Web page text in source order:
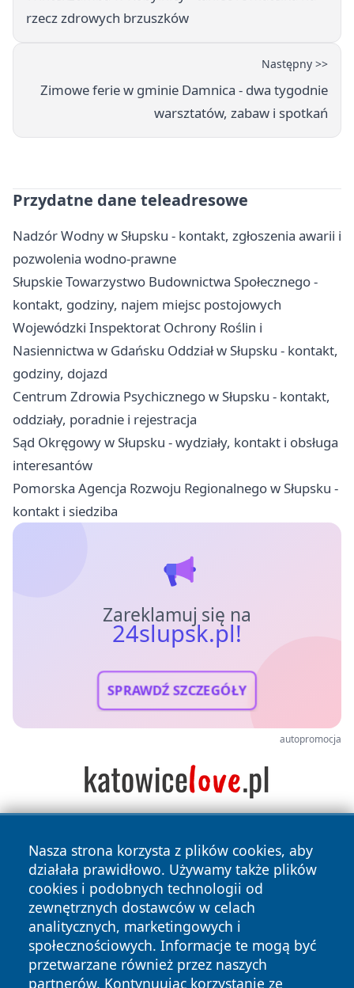
rzecz zdrowych brzuszków
Następny >>
Zimowe ferie w gminie Damnica - dwa tygodnie
warsztatów, zabaw i spotkań
Przydatne dane teleadresowe
Nadzór Wodny w Słupsku - kontakt, zgłoszenia awarii i
pozwolenia wodno-prawne
Słupskie Towarzystwo Budownictwa Społecznego -
kontakt, godziny, najem miejsc postojowych
Wojewódzki Inspektorat Ochrony Roślin i
Nasiennictwa w Gdańsku Oddział w Słupsku - kontakt,
godziny, dojazd
Centrum Zdrowia Psychicznego w Słupsku - kontakt,
oddziały, poradnie i rejestracja
Sąd Okręgowy w Słupsku - wydziały, kontakt i obsługa
interesantów
Pomorska Agencja Rozwoju Regionalnego w Słupsku -
kontakt i siedziba
Zareklamuj się na
24slupsk.pl!
SPRAWDŹ SZCZEGÓŁY
autopromocja
Nasza strona korzysta z plików cookies, aby
działała prawidłowo. Używamy także plików
cookies i podobnych technologii od
zewnętrznych dostawców w celach
analitycznych, marketingowych i
społecznościowych. Informacje te mogą być
przetwarzane również przez naszych
partnerów. Kontynuując korzystanie ze
Copyright © 2026 24slupsk.pl Wszystkie prawa zastrzeżone.
Polityka Polityka